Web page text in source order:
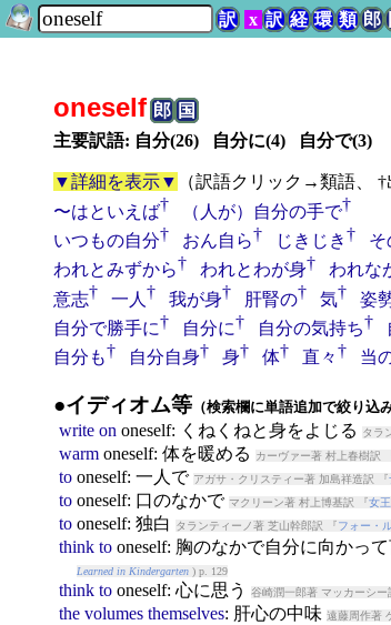
訳 x 訳 経 環 類 郎
oneself郎 国
主要訳語: 自分(26) 自分に(4) 自分で(3)
▼詳細を表示▼ （訳語クリック→類語、 †
〜はといえば† （人が）自分の手で†
いつもの自分† おん自ら† じきじき† そ
われとみずから† われとわが身† われな
意志† 一人 † 我が身† 肝腎の† 気† 姿
自分で勝手に† 自分に† 自分の気持ち†
自分も† 自分自身† 身† 体† 直々† 当
●イディオム等 （検索欄に単語追加で絞り込み
write on oneself: くねくねと身をよじる タラ
warm oneself: 体を暖める カーヴァー著 村上春樹訳
to oneself: 一人で アガサ・クリスティー著 加島祥造訳 『
to oneself: 口のなかで マクリーン著 村上博基訳 『女
to oneself: 独白 タランティーノ著 芝山幹郎訳 『 フォー・
think to oneself: 胸のなかで自分に向かって
Learned in Kindergarten) p. 129
think to oneself: 心に思う 谷崎潤一郎著 マッカーシー
the volumes themselves: 肝心の中味 遠藤周作著